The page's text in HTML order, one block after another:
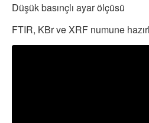
Düşük basınçlı ayar ölçüsü
FTIR, KBr ve XRF numune